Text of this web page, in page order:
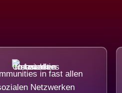
in fast allen
Netzwerken